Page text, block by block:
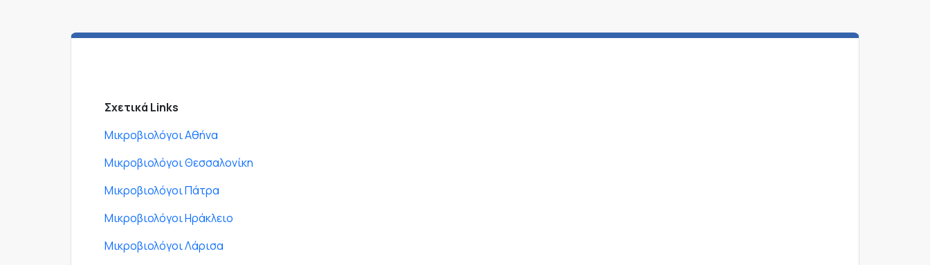
Σχετικά Links
Μικροβιολόγοι Αθήνα
Μικροβιολόγοι Θεσσαλονίκη
Μικροβιολόγοι Πάτρα
Μικροβιολόγοι Ηράκλειο
Μικροβιολόγοι Λάρισα